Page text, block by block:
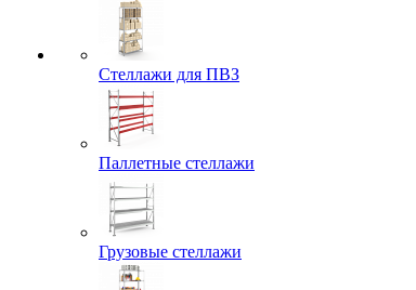
Стеллажи для ПВЗ
Паллетные стеллажи
Грузовые стеллажи